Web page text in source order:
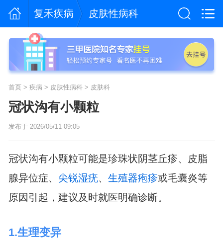
复禾疾病 皮肤性病科
首页> 疾病 > 皮肤性病科> 皮肤科
冠状沟有小颗粒
发布于 2026/05/11 09:05
冠状沟有小颗粒可能是珍珠状阴茎丘疹、皮脂
腺异位症、 尖锐湿疣、 生殖器疱疹或毛囊炎等
原因引起，建议及时就医明确诊断。
1.生理变异